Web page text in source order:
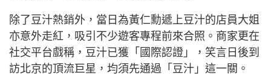
除了豆汁熱銷外，當日為黃仁勳遞上豆汁的店員大姐
亦意外走紅，吸引不少遊客專程前來合照。商家更在
社交平台戲稱，豆汁已獲「國際認證」，笑言日後到
訪北京的頂流巨星，均須先通過「豆汁」這一關。